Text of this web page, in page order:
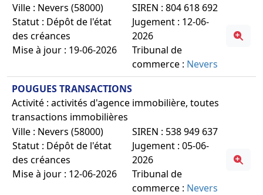
Ville : Nevers (58000)
Statut : Dépôt de l'état
des créances
Mise à jour : 19-06-2026
SIREN : 804 618 692
Jugement : 12-06-
2026
Tribunal de
commerce : Nevers
POUGUES TRANSACTIONS
Activité : activités d'agence immobilière, toutes
transactions immobilières
Ville : Nevers (58000)
Statut : Dépôt de l'état
des créances
Mise à jour : 12-06-2026
SIREN : 538 949 637
Jugement : 05-06-
2026
Tribunal de
commerce : Nevers